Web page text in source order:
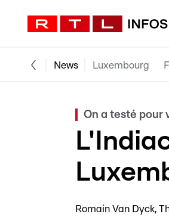
News Luxembourg
On a testé pour
Romain Van Dyck